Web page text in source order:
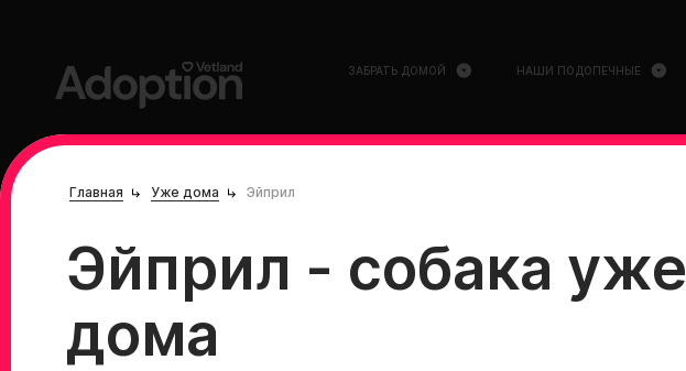
ЗАБРАТЬ ДОМОЙ НАШИ ПОДОПЕЧНЫЕ
Главная
Уже дома Эйприл
Эйприл - собака уже
дома